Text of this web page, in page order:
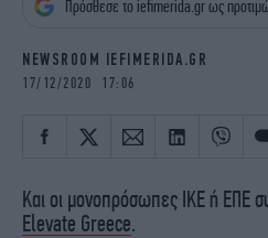
iBOOKS
MEDIA
NEWSLETTER
Πρόσθεσε το iefimerida.gr ως
NEWSROOM IEFIMERIDA.GR
17/12/2020 17:06
Και οι μονοπρόσωπες ΙΚΕ ή ΕΠΕ
Elevate Greece.